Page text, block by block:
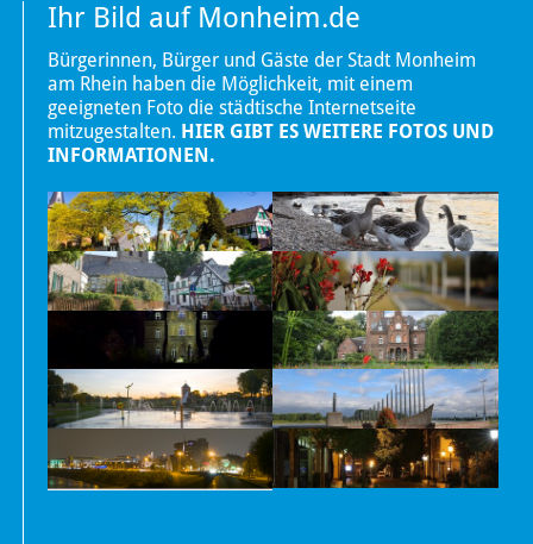
Ihr Bild auf Monheim.de
Bürgerinnen, Bürger und Gäste der Stadt Monheim
am Rhein haben die Möglichkeit, mit einem
geeigneten Foto die städtische Internetseite
mitzugestalten. HIER GIBT ES WEITERE FOTOS UND
INFORMATIONEN.